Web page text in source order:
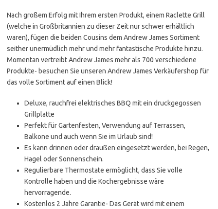
Nach großem Erfolg mit Ihrem ersten Produkt, einem Raclette Grill
(welche in Großbritannien zu dieser Zeit nur schwer erhältlich
waren), fügen die beiden Cousins dem Andrew James Sortiment
seither unermüdlich mehr und mehr fantastische Produkte hinzu.
Momentan vertreibt Andrew James mehr als 700 verschiedene
Produkte- besuchen Sie unseren Andrew James Verkäufershop für
das volle Sortiment auf einen Blick!
Deluxe, rauchfrei elektrisches BBQ mit ein druckgegossen
Grillplatte
Perfekt für Gartenfesten, Verwendung auf Terrassen,
Balkone und auch wenn Sie im Urlaub sind!
Es kann drinnen oder draußen eingesetzt werden, bei Regen,
Hagel oder Sonnenschein.
Regulierbare Thermostate ermöglicht, dass Sie volle
Kontrolle haben und die Kochergebnisse wäre
hervorragende.
Kostenlos 2 Jahre Garantie- Das Gerät wird mit einem